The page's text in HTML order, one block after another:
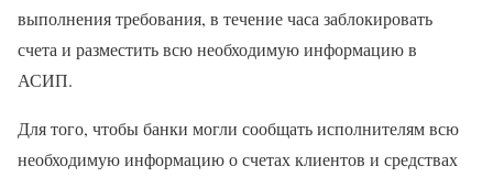
выполнения требования, в течение часа заблокировать
счета и разместить всю необходимую информацию в
АСИП.
Для того, чтобы банки могли сообщать исполнителям всю
необходимую информацию о счетах клиентов и средствах